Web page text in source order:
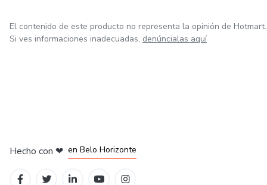
El contenido de este producto no representa la opinión de Hotmart.
Si ves informaciones inadecuadas, denúncialas aquí
Hecho con ❤ en Belo Horizonte